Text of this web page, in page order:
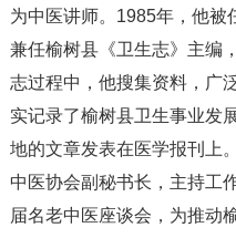
为中医讲师。1985年，他被
兼任榆树县《卫生志》主编
志过程中，他搜集资料，广
实记录了榆树县卫生事业发
地的文章发表在医学报刊上
中医协会副秘书长，主持工
届名老中医座谈会，为推动